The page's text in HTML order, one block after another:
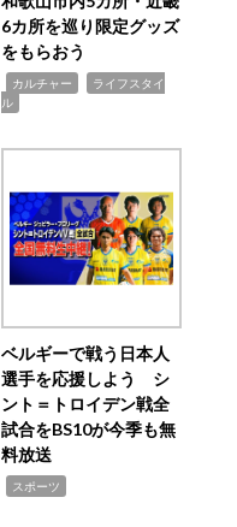
6カ所を巡り限定グッズ
をもらおう
カルチャー
ライフスタイ
ル
ベルギーで戦う日本人
選手を応援しよう シ
ント＝トロイデン戦全
試合をBS10が今季も無
料放送
スポーツ